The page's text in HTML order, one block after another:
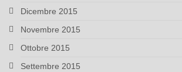
Dicembre 2015
Novembre 2015
Ottobre 2015
Settembre 2015